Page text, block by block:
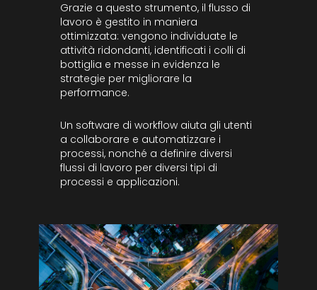
Grazie a questo strumento, il flusso di
lavoro è gestito in maniera
ottimizzata: vengono individuate le
attività ridondanti, identificati i colli di
bottiglia e messe in evidenza le
strategie per migliorare la
performance.
Un software di workflow aiuta gli utenti
a collaborare e automatizzare i
processi, nonché a definire diversi
flussi di lavoro per diversi tipi di
processi e applicazioni.